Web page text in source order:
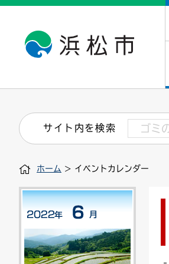
戸籍・住民の手続き
住まい・建築
税金
道路・交通・河川
印鑑登録証明書
道路台帳
子育て・青少年・若者
看護専門学校
小学校一覧
健康・医療
介護保険
文化・芸術
浜松・浜名湖だいすきネット
産業振興
発注情報(入札・契約)
募集
市の概要
外郭団体
職員採用
行政区
附属機関
サイト内を検索
ホーム > イベントカレンダー